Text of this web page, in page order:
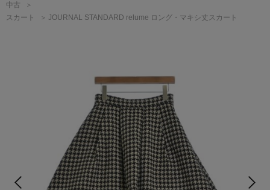
中古
スカート
JOURNAL STANDARD relume ロング・マキシ丈スカート